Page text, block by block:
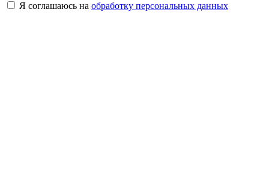
Я соглашаюсь на обработку персональных данных